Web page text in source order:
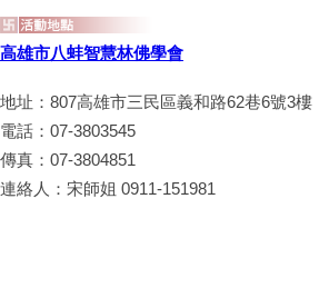
高雄市八蚌智慧林佛學會
地址：807高雄市三民區義和路62巷6號3樓
電話：07-3803545
傳真：07-3804851
連絡人：宋師姐 0911-151981